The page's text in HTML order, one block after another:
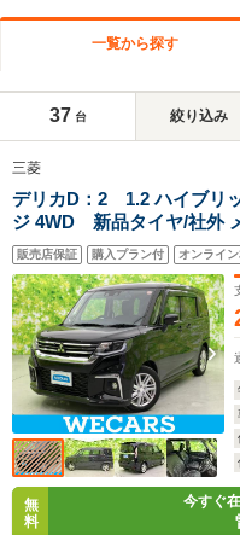
一覧から探す
37 台 絞り込み
三菱
デリカD：2 1.2 ハイブリ
ジ 4WD 新品タイヤ/社外
側電動スライドドア/シート
ニター/車線逸脱防止支援シ
外/ヘッドランプ LED
販売店保証 購入プラン付 オンライ
無
料
今すぐ